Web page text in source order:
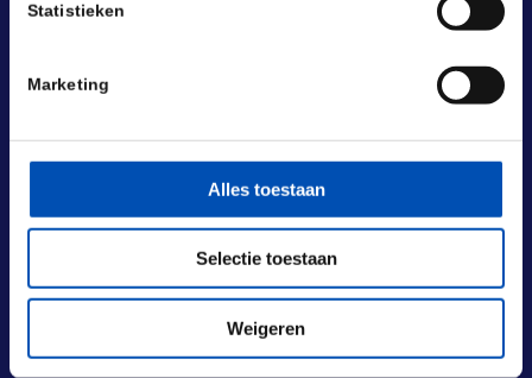
Statistieken
Marketing
Alles toestaan
Selectie toestaan
Weigeren
BEZOEKADRES